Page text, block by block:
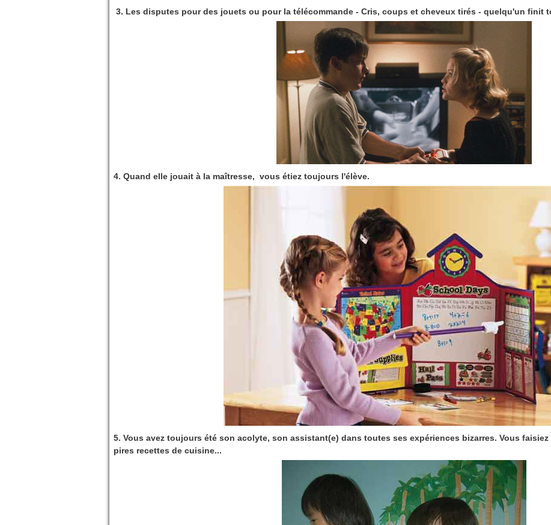
3. Les disputes pour des jouets ou pour la télécommande - Cris, coups et cheveux tirés - quelqu'un finit
4. Quand elle jouait à la maîtresse, vous étiez toujours l'élève.
5. Vous avez toujours été son acolyte, son assistant(e) dans toutes ses expériences bizarres. Vous
pires recettes de cuisine...